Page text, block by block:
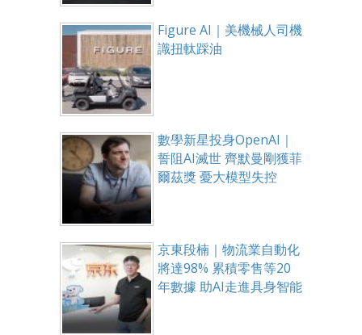
Figure AI｜美機械人司機
識扭軚踩油
數學新星投身OpenAI｜
誓阻AI滅世 齊默曼剛獲菲
爾茲獎 憂大模型失控
京東段楠｜物流業自動化
將達98% 累積零售等20
年數據 助AI走進具身智能